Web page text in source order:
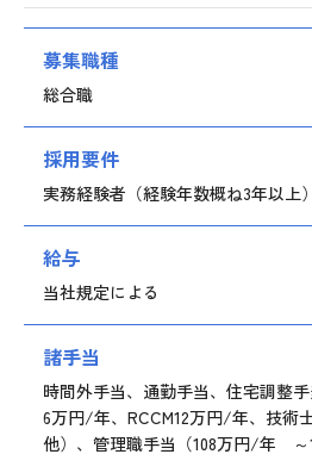
募集職種
総合職
採用要件
実務経験者（経験年数概ね3年以上）
給与
当社規定による
諸手当
時間外手当、通勤手当、住宅調整
6万円/年、RCCM12万円/年、技術
他）、管理職手当（108万円/年 ～